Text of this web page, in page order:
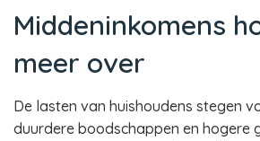
Middeninkomens
meer over
De lasten van huishoudens stegen
duurdere boodschappen en hogere